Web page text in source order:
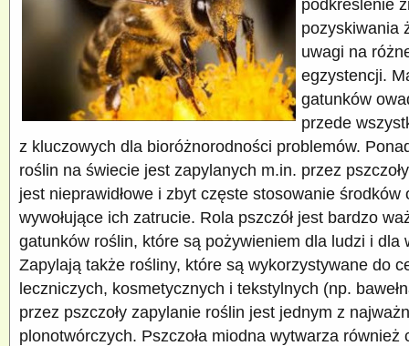
podkreślenie
pozyskiwania
uwagi na
egzystencji.
gatunków
przede
z kluczowych dla bioróżnorodności problemów.
roślin na świecie jest zapylanych m.in. przez
jest nieprawidłowe i zbyt częste stosowanie środków
wywołujące ich zatrucie. Rola pszczół jest bardzo
gatunków roślin, które są pożywieniem dla ludzi i dla
Zapylają także rośliny, które są wykorzystywane do
leczniczych, kosmetycznych i tekstylnych (np.
przez pszczoły zapylanie roślin jest jednym z
plonotwórczych. Pszczoła miodna wytwarza